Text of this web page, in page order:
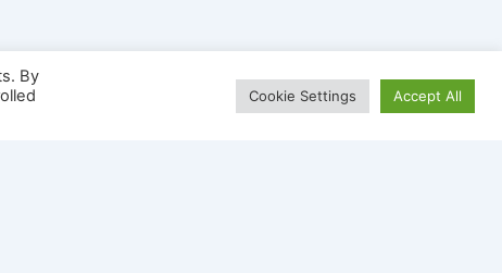
By
Cookie Settings Accept All